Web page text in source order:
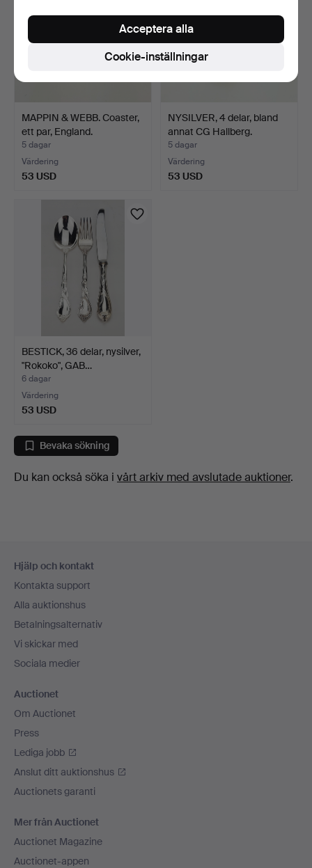
MAPPIN & WEBB. Coaster,
ett par, England.
5 dagar
Värdering
53 USD
NYSILVER, 4 delar, bland
annat CG Hallberg.
5 dagar
Värdering
53 USD
BESTICK, 36 delar, nysilver,
"Rokoko", GAB…
6 dagar
Värdering
53 USD
Bevaka sökning
Du kan också söka i vårt arkiv med avslutade auktioner.
Hjälp och kontakt
Kontakta support
Alla auktionshus
Betalningsalternativ
Vi skickar med
Sociala medier
Auctionet
Om Auctionet
Press
Lediga jobb
Anslut ditt auktionshus
Auctionets garanti
Mer från Auctionet
Auctionet Magazine
Auctionet-appen
Cookie-inställningar
Acceptera alla